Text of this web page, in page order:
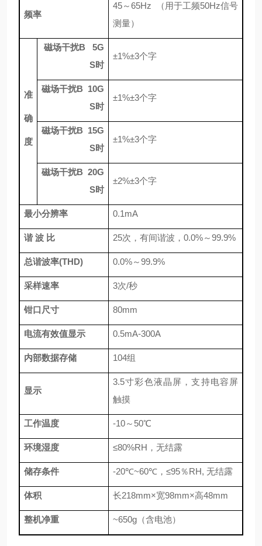
频率
45～65Hz （用于工频50Hz信号
测量）
准
确
度
磁场干扰B 5G
S时
±1%±3个字
磁场干扰B 10G
S时
±1%±3个字
磁场干扰B 15G
S时
±1%±3个字
磁场干扰B 20G
S时
±2%±3个字
最小分辨率 0.1mA
谐 波 比 25次，有间谐波，0.0%～99.9%
总谐波率(THD) 0.0%～99.9%
采样速率 3次/秒
钳口尺寸 80mm
电流有效值显示 0.5mA-300A
内部数据存储 104组
显示
3.5寸彩色液晶屏，支持电容屏
触摸
工作温度 -10～50℃
环境湿度 ≤80%RH，无结露
储存条件 -20℃~60℃， ≤95％RH, 无结露
体积 长218mm×宽98mm×高48mm
整机净重 ~650g（含电池）